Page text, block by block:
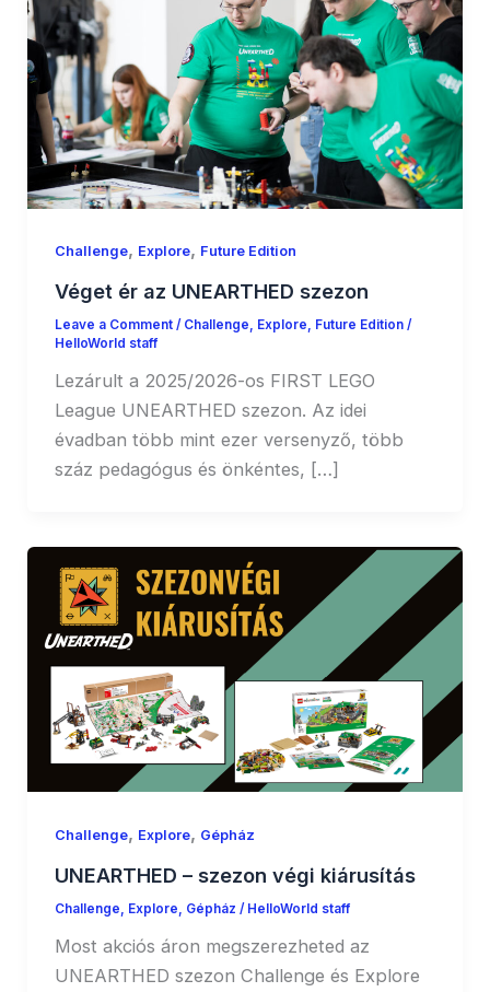
Challenge, Explore, Future Edition
Véget ér az UNEARTHED szezon
Leave a Comment / Challenge, Explore, Future Edition/
HelloWorld staff
Lezárult a 2025/2026-os FIRST LEGO
League UNEARTHED szezon. Az idei
évadban több mint ezer versenyző, több
száz pedagógus és önkéntes, […]
Challenge, Explore, Gépház
UNEARTHED – szezon végi kiárusítás
Challenge Explore Gépház / HelloWorld staff
Most akciós áron megszerezheted az
UNEARTHED szezon Challenge és Explore